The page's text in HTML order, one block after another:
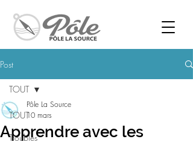
Post
TOUT
Troubles
TOUT
Apprendre avec les
Pôle La Source
10 mars